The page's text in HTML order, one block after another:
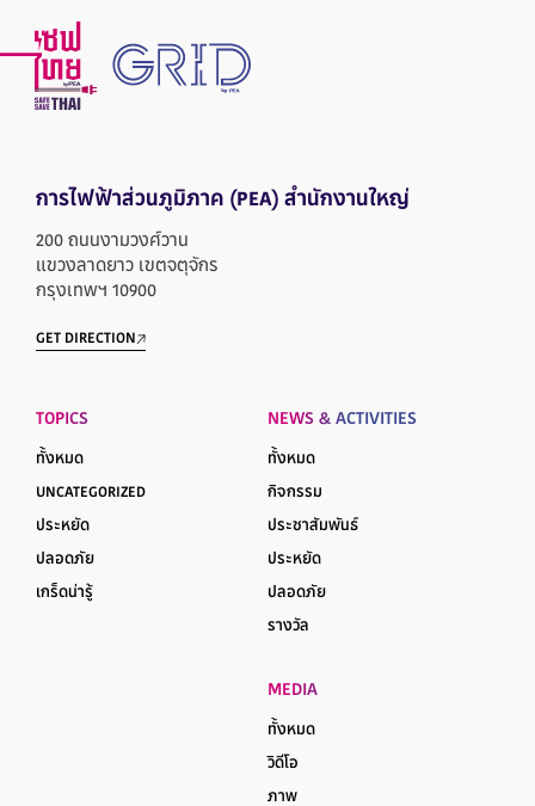
การไฟฟ้าส่วนภูมิภาค (PEA) สำนักงานใหญ่
200 ถนนงามวงศ์วาน
แขวงลาดยาว เขตจตุจักร
กรุงเทพฯ 10900
GET DIRECTION
TOPICS
ทั้งหมด
UNCATEGORIZED
ประหยัด
ปลอดภัย
เกร็ดน่ารู้
NEWS & ACTIVITIES
ทั้งหมด
กิจกรรม
ประชาสัมพันธ์
ประหยัด
ปลอดภัย
รางวัล
MEDIA
ทั้งหมด
วิดีโอ
ภาพ